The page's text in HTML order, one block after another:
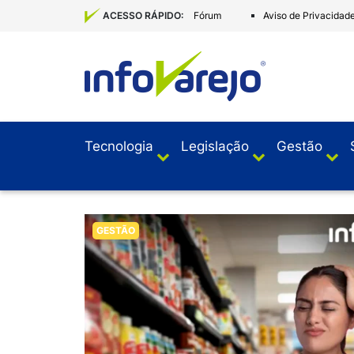
ACESSO RÁPIDO: Fórum Aviso de
Tecnologia Legislação Gestão
GESTÃO